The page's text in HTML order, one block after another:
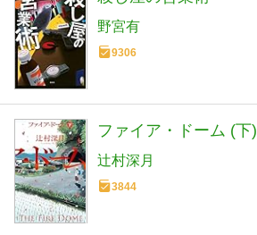
野宮有
9306
ファイア・ドーム (下)
辻村深月
3844